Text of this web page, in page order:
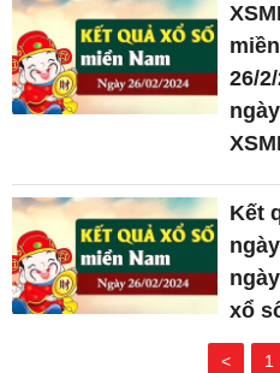
26/
Kết
xổ
< 1